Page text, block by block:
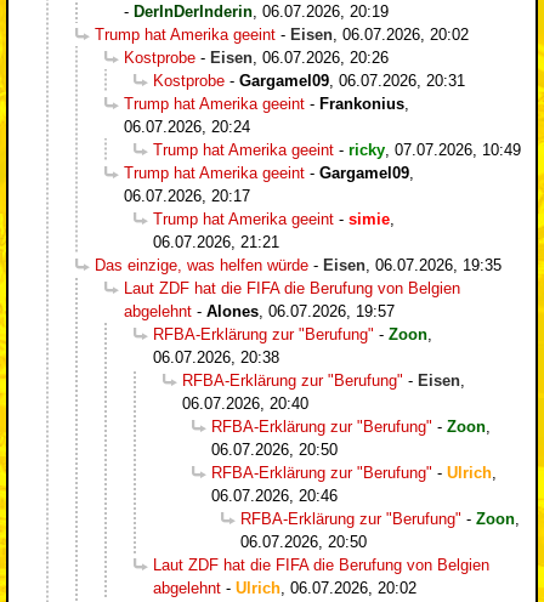
- DerInDerInderin 06.07.2026, 20:19
Trump hat Amerika geeint - Eisen 06.07.2026, 20:02
Kostprobe - Eisen 06.07.2026, 20:26
Kostprobe - Gargamel09 06.07.2026, 20:31
Trump hat Amerika geeint - Frankonius
06.07.2026, 20:24
Trump hat Amerika geeint - ricky 07.07.2026, 10:49
Trump hat Amerika geeint - Gargamel09
06.07.2026, 20:17
Trump hat Amerika geeint - simie
06.07.2026, 21:21
Das einzige, was helfen würde - Eisen 06.07.2026, 19:35
Laut ZDF hat die FIFA die Berufung von Belgien
abgelehnt - Alones 06.07.2026, 19:57
RFBA-Erklärung zur "Berufung" - Zoon
06.07.2026, 20:38
RFBA-Erklärung zur "Berufung" - Eisen
06.07.2026, 20:40
RFBA-Erklärung zur "Berufung" - Zoon
06.07.2026, 20:50
RFBA-Erklärung zur "Berufung" - Ulrich
06.07.2026, 20:46
RFBA-Erklärung zur "Berufung" - Zoon
06.07.2026, 20:50
Laut ZDF hat die FIFA die Berufung von Belgien
abgelehnt - Ulrich 06.07.2026, 20:02